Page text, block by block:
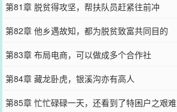
第81章 脱贫得攻坚，帮扶队员赶紧往前冲
第82章 他乡遇故知，都为脱贫致富共同目的
第83章 布局电商，可以做成多个合作社
第84章 藏龙卧虎，银溪沟亦有高人
第85章 忙忙碌碌一天，还看到了特困户之艰难